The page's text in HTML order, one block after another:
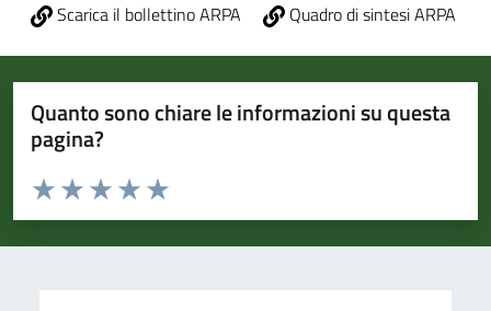
Scarica il bollettino ARPA Quadro di sintesi ARPA
Quanto sono chiare le informazioni su questa
pagina?
Valuta da 1 a 5 stelle la pagina
Valuta 5 stelle su 5
Valuta 4 stelle su 5
Valuta 3 stelle su 5
Valuta 2 stelle su 5
Valuta 1 stelle su 5